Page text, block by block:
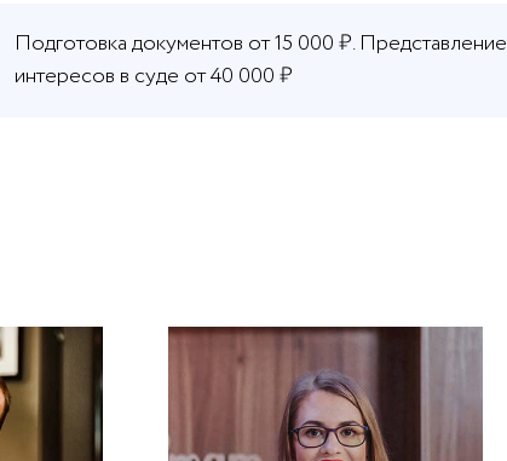
Подготовка документов от 15 000 ₽. Представление
интересов в суде от 40 000 ₽